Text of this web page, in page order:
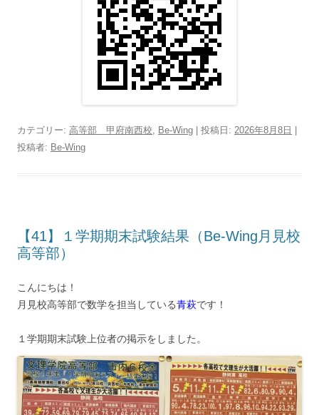
カテゴリー: 高等部 甲府南西校, Be-Wing | 投稿日: 2026年8月8日
投稿者: Be-Wing
【41】１学期期末試験結果（Be-Wing月見校
高等部）
こんにちは！
月見校高等部で数学を担当している青萩です！
１学期期末試験上位者の掲示をしました。